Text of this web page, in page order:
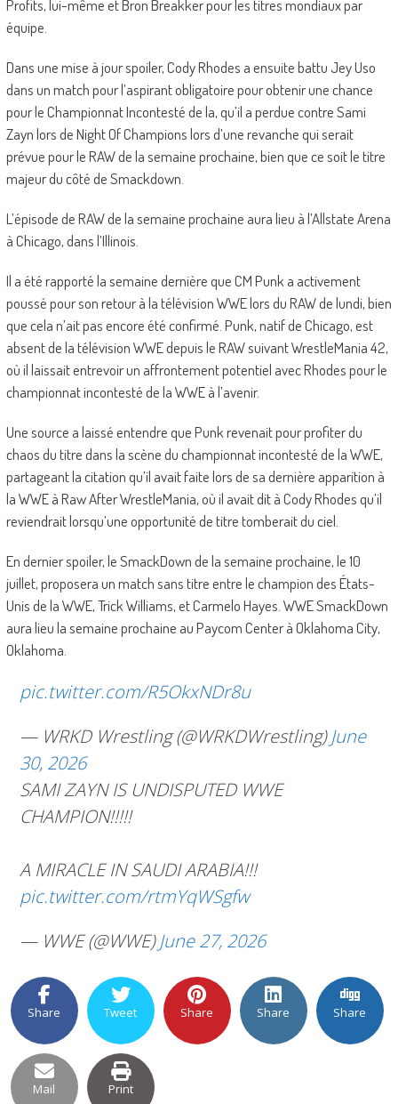
Profits, lui-même et Bron Breakker pour les titres mondiaux par
équipe.
Dans une mise à jour spoiler, Cody Rhodes a ensuite battu Jey Uso
dans un match pour l’aspirant obligatoire pour obtenir une chance
pour le Championnat Incontesté de la, qu’il a perdue contre Sami
Zayn lors de Night Of Champions lors d’une revanche qui serait
prévue pour le RAW de la semaine prochaine, bien que ce soit le titre
majeur du côté de Smackdown.
L’épisode de RAW de la semaine prochaine aura lieu à l’Allstate Arena
à Chicago, dans l’Illinois.
Il a été rapporté la semaine dernière que CM Punk a activement
poussé pour son retour à la télévision WWE lors du RAW de lundi, bien
que cela n’ait pas encore été confirmé. Punk, natif de Chicago, est
absent de la télévision WWE depuis le RAW suivant WrestleMania 42,
où il laissait entrevoir un affrontement potentiel avec Rhodes pour le
championnat incontesté de la WWE à l’avenir.
Une source a laissé entendre que Punk revenait pour profiter du
chaos du titre dans la scène du championnat incontesté de la WWE,
partageant la citation qu’il avait faite lors de sa dernière apparition à
la WWE à Raw After WrestleMania, où il avait dit à Cody Rhodes qu’il
reviendrait lorsqu’une opportunité de titre tomberait du ciel.
En dernier spoiler, le SmackDown de la semaine prochaine, le 10
juillet, proposera un match sans titre entre le champion des États-
Unis de la WWE, Trick Williams, et Carmelo Hayes. WWE SmackDown
aura lieu la semaine prochaine au Paycom Center à Oklahoma City,
Oklahoma.
pic.twitter.com/R5OkxNDr8u
— WRKD Wrestling (@WRKDWrestling)June
30, 2026
SAMI ZAYN IS UNDISPUTED WWE
CHAMPION!!!!!
A MIRACLE IN SAUDI ARABIA!!!
pic.twitter.com/rtmYqWSgfw
— WWE (@WWE)June 27, 2026
Share Tweet Share Share Share
Mail Print